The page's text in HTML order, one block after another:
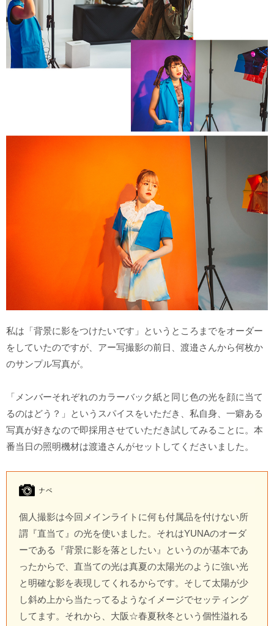
私は「背景に影をつけたいです」というところまでをオーダー
をしていたのですが、アー写撮影の前日、渡邉さんから何枚か
のサンプル写真が。
「メンバーそれぞれのカラーバック紙と同じ色の光を顔に当て
るのはどう？」というスパイスをいただき、私自身、一癖ある
写真が好きなので即採用させていただき試してみることに。本
番当日の照明機材は渡邉さんがセットしてくださいました。
個人撮影は今回メインライトに何も付属品を付けない所
謂『直当て』の光を使いました。それはYUNAのオーダ
ーである『背景に影を落としたい』というのが基本であ
ったからで、直当ての光は真夏の太陽光のように強い光
と明確な影を表現してくれるからです。そして太陽が少
し斜め上から当たってるようなイメージでセッティング
してます。それから、大阪☆春夏秋冬という個性溢れる